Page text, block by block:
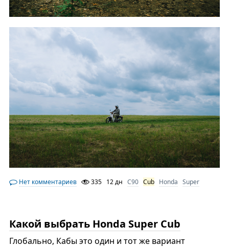
Нет комментариев 335 12 дн C90 Cub Honda Super
Какой выбрать Honda Super Cub
Глобально, Кабы это один и тот же вариант